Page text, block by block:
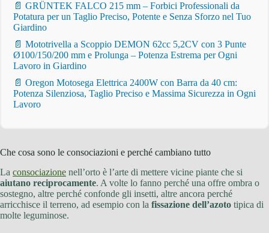
📄 GRÜNTEK FALCO 215 mm – Forbici Professionali da
Potatura per un Taglio Preciso, Potente e Senza Sforzo nel Tuo
Giardino
📄 Mototrivella a Scoppio DEMON 62cc 5,2CV con 3 Punte
Ø100/150/200 mm e Prolunga – Potenza Estrema per Ogni
Lavoro in Giardino
📄 Oregon Motosega Elettrica 2400W con Barra da 40 cm:
Potenza Silenziosa, Taglio Preciso e Massima Sicurezza in Ogni
Lavoro
Che cosa sono le consociazioni e perché cambiano tutto
La consociazione nell’orto è l’arte di mettere vicine piante che si
aiutano reciprocamente. A volte lo fanno perché una offre ombra o
sostegno, altre perché confonde gli insetti, altre ancora perché
arricchisce il terreno, ad esempio con la fissazione dell’azoto tipica di
molte leguminose.